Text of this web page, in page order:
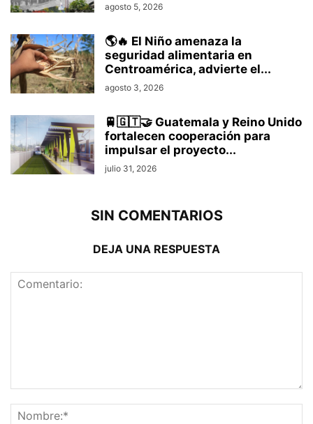
agosto 5, 2026
🌎🔥 El Niño amenaza la
seguridad alimentaria en
Centroamérica, advierte el...
agosto 3, 2026
🚆🇬🇹🤝 Guatemala y Reino Unido
fortalecen cooperación para
impulsar el proyecto...
julio 31, 2026
SIN COMENTARIOS
DEJA UNA RESPUESTA